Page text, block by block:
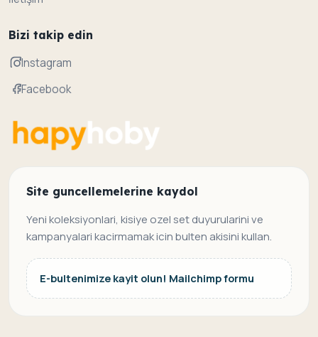
Bizi takip edin
Instagram
Facebook
Site guncellemelerine kaydol
Yeni koleksiyonlari, kisiye ozel set duyurularini ve
kampanyalari kacirmamak icin bulten akisini kullan.
E-bultenimize kayit olun! Mailchimp formu